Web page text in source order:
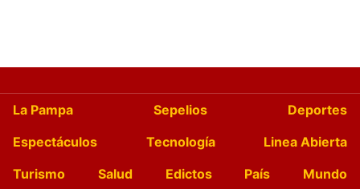
La Pampa Sepelios
Deportes
Espectáculos
Tecnología
Linea Abierta
Turismo
Salud Edictos País
Mundo